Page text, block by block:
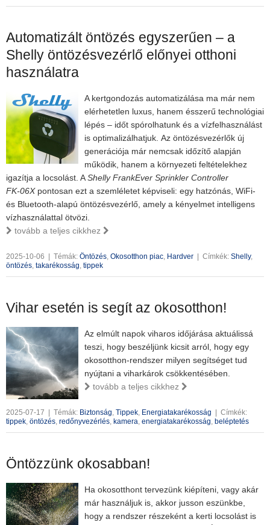
Automatizált öntözés egyszerűen – a
Shelly öntözésvezérlő előnyei otthoni
használatra
A kertgondozás automatizálása ma már nem
elérhetetlen luxus, hanem ésszerű technológiai
lépés – időt spórolhatunk és a vízfelhasználást
is optimalizálhatjuk. Az öntözésvezérlők új
generációja már nemcsak időzítő alapján
működik, hanem a környezeti feltételekhez
igazítja a locsolást. AShelly FrankEver Sprinkler Controller
FK‑06X pontosan ezt a szemléletet képviseli: egy hatzónás, WiFi-
és Bluetooth-alapú öntözésvezérlő, amely a kényelmet intelligens
vízhasználattal ötvözi.
tovább a teljes cikkhez
2025-10-06 Témák: Öntözés, Okosotthon piac, Hardver Címkék: Shelly,
öntözés, takarékosság, tippek
Vihar esetén is segít az okosotthon!
Az elmúlt napok viharos időjárása aktuálissá
teszi, hogy beszéljünk kicsit arról, hogy egy
okosotthon-rendszer milyen segítséget tud
nyújtani a viharkárok csökkentésében.
tovább a teljes cikkhez
2025-07-17 Témák: Biztonság, Tippek, Energiatakarékosság
Címkék:
tippek, öntözés, redőnyvezérlés, kamera, energiatakarékosság, beléptetés
Öntözzünk okosabban!
Ha okosotthont tervezünk kiépíteni, vagy akár
már használjuk is, akkor jusson eszünkbe,
hogy a rendszer részeként a kerti locsolást is